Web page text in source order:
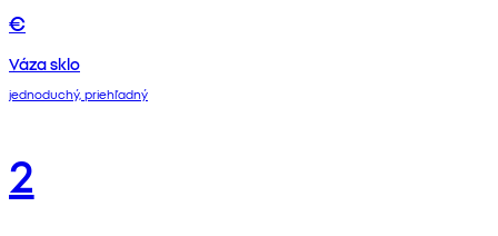
€
Váza sklo
jednoduchý, priehľadný
2